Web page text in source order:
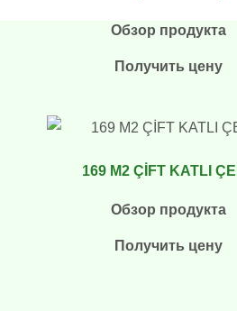
Обзор продукта
Получить цену
169 M2 ÇİFT KATLI
Обзор продукта
Получить цену